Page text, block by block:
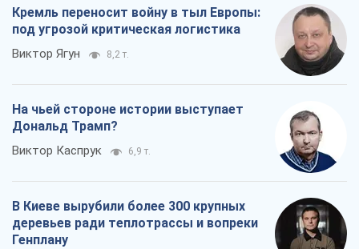
Кремль переносит войну в тыл Европы:
под угрозой критическая логистика
Виктор Ягун 8,2 т.
На чьей стороне истории выступает
Дональд Трамп?
Виктор Каспрук 6,9 т.
В Киеве вырубили более 300 крупных
деревьев ради теплотрассы и вопреки
Генплану